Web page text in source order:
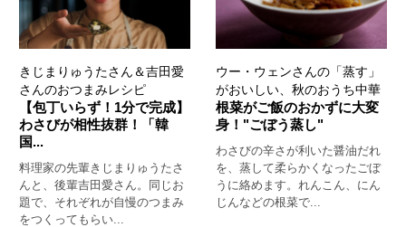
きじまりゅうたさん＆吉田愛
さんのおつまみレシピ
【包丁いらず！1分で完成】
わさびが相性抜群！「韓
国...
料理家の先輩きじまりゅうたさ
んと、後輩吉田愛さん。同じお
題で、それぞれが自慢のつまみ
をつくってもらい...
ウー・ウェンさんの「蒸す」
がおいしい、秋のおうち中華
根菜がご飯のおかずに大変
身！"ごぼう蒸し"
わさびの辛さが利いた醤油だれ
を、蒸して柔らかくなったごぼ
うに絡めます。れんこん、にん
じんなどの根菜で...